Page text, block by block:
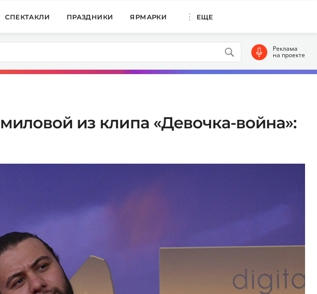
СПЕКТАКЛИ ПРАЗДНИКИ ЯРМАРКИ ЕЩЕ
Реклама
на проекте
из клипа «Девочка-война»: